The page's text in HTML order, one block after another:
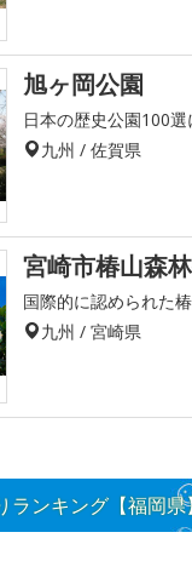
旭ヶ岡公園
日本の歴史公園100
九州 / 佐賀県
宮崎市椿山森
国際的に認められた
九州 / 宮崎県
ランキング【福岡県